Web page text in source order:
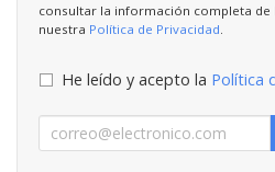
consultar la información completa de
nuestra Política de Privacidad
He leído y acepto la Política